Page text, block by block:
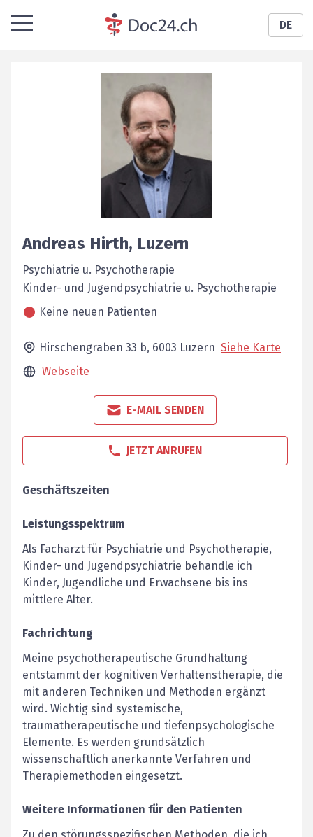
DE
Andreas Hirth, Luzern
Psychiatrie u. Psychotherapie
Kinder- und Jugendpsychiatrie u. Psychotherapie
Keine neuen Patienten
Hirschengraben 33 b, 6003 Luzern Siehe Karte
Webseite
E-MAIL SENDEN
JETZT ANRUFEN
Geschäftszeiten
Leistungsspektrum
Als Facharzt für Psychiatrie und Psychotherapie,
Kinder- und Jugendpsychiatrie behandle ich
Kinder, Jugendliche und Erwachsene bis ins
mittlere Alter.
Fachrichtung
Meine psychotherapeutische Grundhaltung
entstammt der kognitiven Verhaltenstherapie, die
mit anderen Techniken und Methoden ergänzt
wird. Wichtig sind systemische,
traumatherapeutische und tiefenpsychologische
Elemente. Es werden grundsätzlich
wissenschaftlich anerkannte Verfahren und
Therapiemethoden eingesetzt.
Weitere Informationen für den Patienten